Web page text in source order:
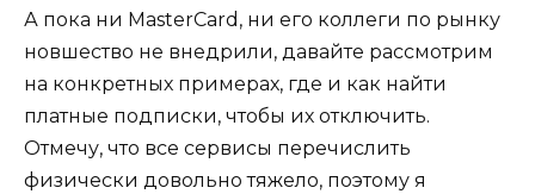
А пока ни MasterCard, ни его коллеги по рынку
новшество не внедрили, давайте рассмотрим
на конкретных примерах, где и как найти
платные подписки, чтобы их отключить.
Отмечу, что все сервисы перечислить
физически довольно тяжело, поэтому я